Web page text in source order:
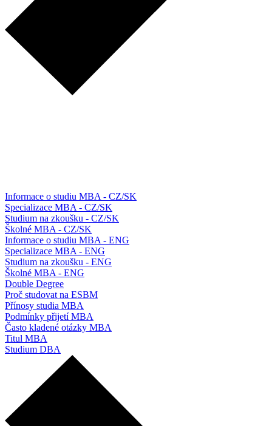
Informace o studiu MBA - CZ/SK
Specializace MBA - CZ/SK
Studium na zkoušku - CZ/SK
Školné MBA - CZ/SK
Informace o studiu MBA - ENG
Specializace MBA - ENG
Studium na zkoušku - ENG
Školné MBA - ENG
Double Degree
Proč studovat na ESBM
Přínosy studia MBA
Podmínky přijetí MBA
Často kladené otázky MBA
Titul MBA
Studium DBA